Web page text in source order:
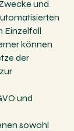
und
Einzelfall
können
der
und
sowohl